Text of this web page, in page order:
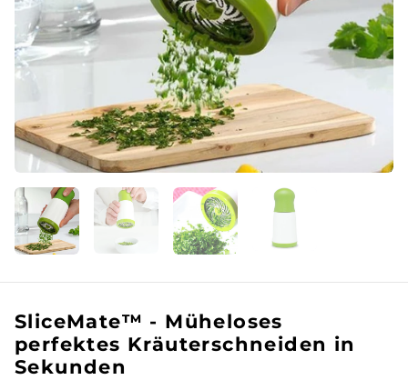
SliceMate™ - Müheloses
perfektes Kräuterschneiden in
Sekunden